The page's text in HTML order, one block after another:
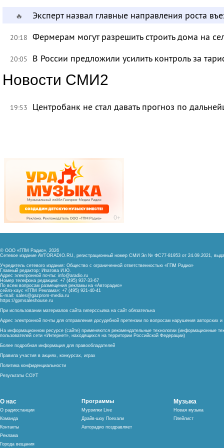
🔥 Эксперт назвал главные направления роста
20:18 Фермерам могут разрешить строить дома на
20:05 В России предложили усилить контроль за
Новости СМИ2
19:53 Центробанк не стал давать прогноз по
© ООО «ГПМ Радио», 2026
Сетевое издание AVTORADIO.RU, регистрационный номер СМИ Эл № ФС77-81953 от 24.09.2021,
Учредитель сетевого издания: Общество с ограниченной ответственностью «ГПМ Радио»
Главный редактор: Ипатова И.Ю.
Адрес электронной почты: info@aradio.ru
Номер телефона редакции: +7 (495) 937-33-67
По всем вопросам размещения рекламы на «Авторадио»
сейлз-хаус «ГПМ Реклама»: +7 (495) 921-40-41
E-mail: sales@gazprom-media.ru
https://gpmsaleshouse.ru
При использовании материалов сайта гиперссылка на сайт обязательна
Адрес электронной почты для отправления досудебной претензии по вопросам нарушения авторских
На информационном ресурсе (сайте) применяются рекомендательные технологии (информационные
пользователей сети «Интернет», находящихся на территории Российской Федерации)
Более подробная информация для правообладателей
Правила участия в акциях, конкурсах, играх
Политика конфиденциальности
Результаты СОУТ
О нас
О радиостанции
Команда
Контакты
Реклама
Города вещания
Программы
Мурзилки Live
Драйв-шоу Поехали
Авторадио поздравляет
Музыка
Новая музыка
Плейлист